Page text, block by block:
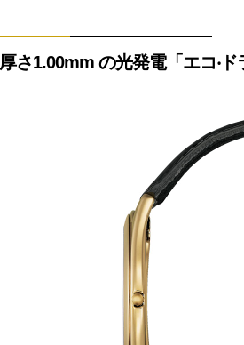
厚さ1.00mm の光発電「エコ‧